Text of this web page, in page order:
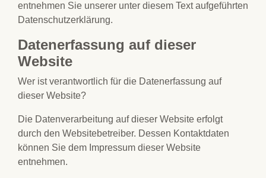
entnehmen Sie unserer unter diesem Text aufgeführten
Datenschutzerklärung.
Datenerfassung auf dieser
Website
Wer ist verantwortlich für die Datenerfassung auf
dieser Website?
Die Datenverarbeitung auf dieser Website erfolgt
durch den Websitebetreiber. Dessen Kontaktdaten
können Sie dem Impressum dieser Website
entnehmen.